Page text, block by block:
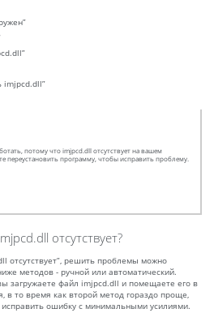
imjpcd.dll”
потому что imjpcd.dll отсутствует на вашем
переустановить программу, чтобы исправить проблему.
отсутствует?
отсутствует”, решить проблемы можно
методов - ручной или автоматический.
загружаете файл imjpcd.dll и помещаете его в
в то время как второй метод гораздо проще,
исправить ошибку с минимальными усилиями.